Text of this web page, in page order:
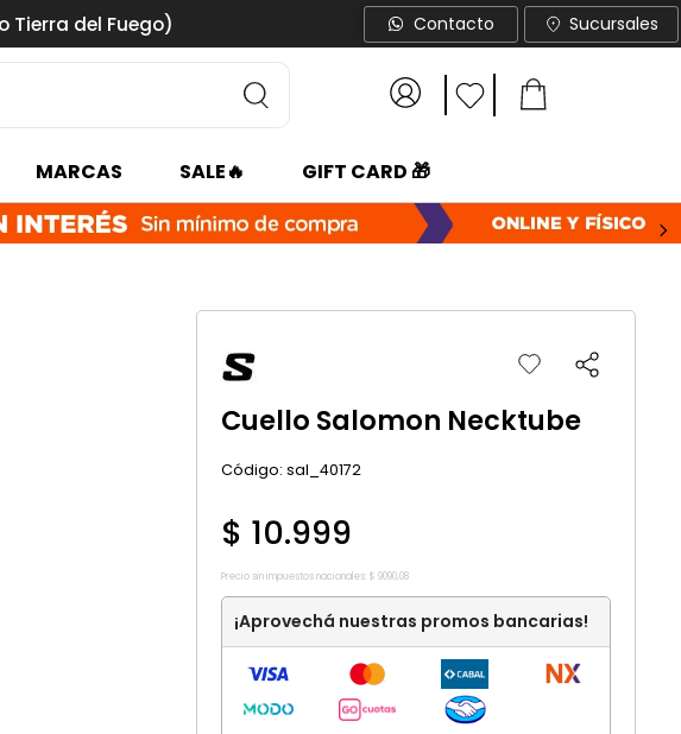
Tierra del Fuego) Contacto Sucursales
MARCAS SALE🔥 GIFT CARD 🎁
Cuello Salomon Necktube
: sal_40172
$ 10.999
Precio sin impuestos nacionales: $ 9090,08
¡Aprovechá nuestras promos bancarias!